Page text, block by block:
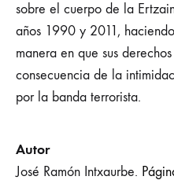
sobre el cuerpo de la
años 1990 y 2011,
manera en que sus
consecuencia de la
por la banda terrorista.
Autor
José Ramón Intxaurbe.